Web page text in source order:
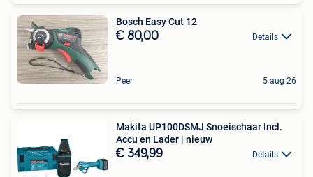
Bosch Easy Cut 12
€ 80,00 Details
Peer 5 aug 26
Makita UP100DSMJ Snoeischaar Incl.
Accu en Lader | nieuw
€ 349,99 Details